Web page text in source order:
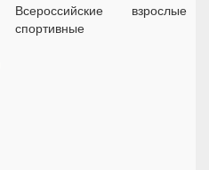
Всероссийские
спортивные
взрослые